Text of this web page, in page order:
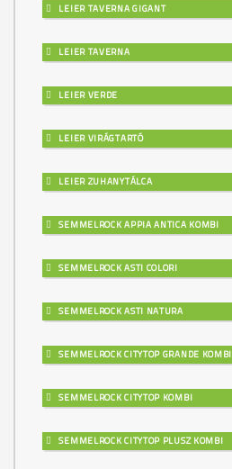
LEIER TAVERNA GIGANT
LEIER TAVERNA
LEIER VERDE
LEIER VIRÁGTARTÓ
LEIER ZUHANYTÁLCA
SEMMELROCK APPIA ANTICA KOMBI
SEMMELROCK ASTI COLORI
SEMMELROCK ASTI NATURA
SEMMELROCK CITYTOP GRANDE KOMBI
SEMMELROCK CITYTOP KOMBI
SEMMELROCK CITYTOP PLUSZ KOMBI